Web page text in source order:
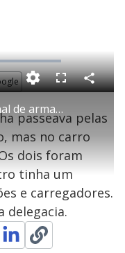
Casal é detido com arsenal de armas e dólares dentro de carro em São Paulo
F
l
s
c
e
n
C
o
a
r
i
l
passeava pelas
mas no carro
dois foram
tinha um
e carregadores.
delegacia.